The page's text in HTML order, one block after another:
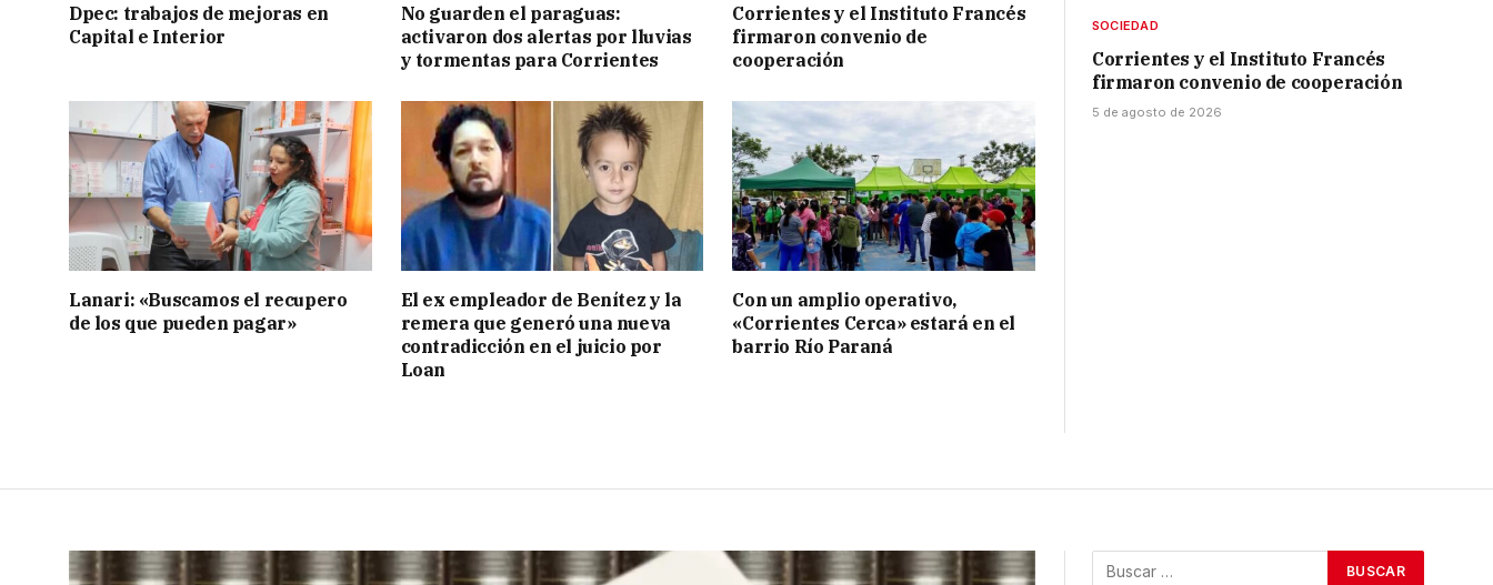
Dpec: trabajos de mejoras en
Capital e Interior
No guarden el paraguas:
activaron dos alertas por lluvias
y tormentas para Corrientes
Corrientes y el Instituto Francés
firmaron convenio de
cooperación
Lanari: «Buscamos el recupero
de los que pueden pagar»
El ex empleador de Benítez y la
remera que generó una nueva
contradicción en el juicio por
Loan
Con un amplio operativo,
«Corrientes Cerca» estará en el
barrio Río Paraná
SOCIEDAD
Corrientes y el Instituto Francés
firmaron convenio de cooperación
5 de agosto de 2026